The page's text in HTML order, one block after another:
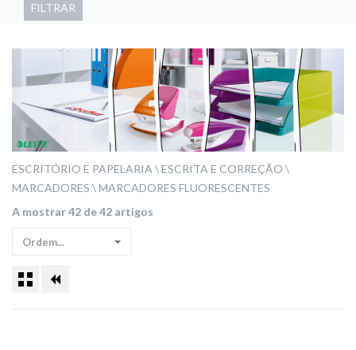
FILTRAR
ESCRITÓRIO E PAPELARIA
ESCRITA E CORREÇÃO
MARCADORES
MARCADORES FLUORESCENTES
A mostrar 42 de 42 artigos
Ordem...